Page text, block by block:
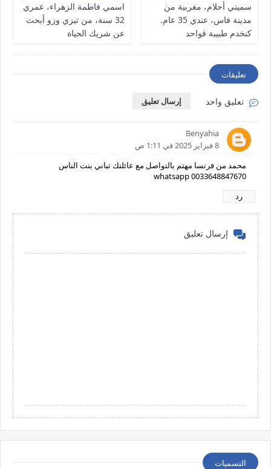
سميتي أحلام، مغربية من
مدينة فاس، عندي 35 عام.
كنخدم طبيبة فواحد
قيمة المرأة
اسمي فاطمة الزهراء، عمري
32 سنة، من تيزي وزو أبحث
عن شريك الحياة
تعليقات
تعليق واحد إرسال تعليق
Benyahia
8 فبراير 2025 في 1:11 ص
محمد من فرنسا مهتم بالتواصل مع عائلتك تباني بنت الناس
whatsapp 0033648847670
رد
إرسال تعليق
التسميات